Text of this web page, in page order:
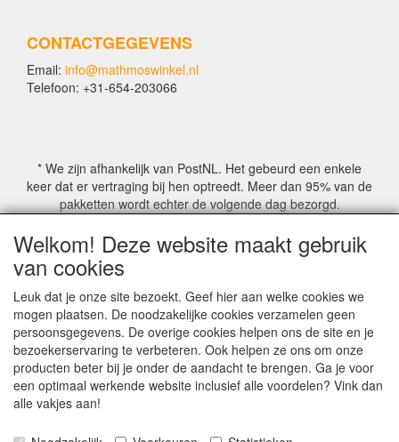
CONTACTGEGEVENS
Email: info@mathmoswinkel.nl
Telefoon: +31-654-203066
* We zijn afhankelijk van PostNL. Het gebeurd een enkele
keer dat er vertraging bij hen optreedt. Meer dan 95% van de
pakketten wordt echter de volgende dag bezorgd.
© COPYRIGHT by Mathmoswinkel.nl
Site Name, Ownership and Design Copyright by
Mathmoswinkel.nl
Copyrighted property may not be distributed, or displayed on
another website, or otherwise copied or reproduced without
our explicit written permission.
For more information on this site please contact:
webmaster@mathmoswinkel.nl
©2005-2026 [Mathmoswinkel]
Welkom! Deze website maakt gebruik
van cookies
Leuk dat je onze site bezoekt. Geef hier aan welke cookies we
mogen plaatsen. De noodzakelijke cookies verzamelen geen
persoonsgegevens. De overige cookies helpen ons de site en je
bezoekerservaring te verbeteren. Ook helpen ze ons om onze
producten beter bij je onder de aandacht te brengen. Ga je voor
een optimaal werkende website inclusief alle voordelen? Vink dan
alle vakjes aan!